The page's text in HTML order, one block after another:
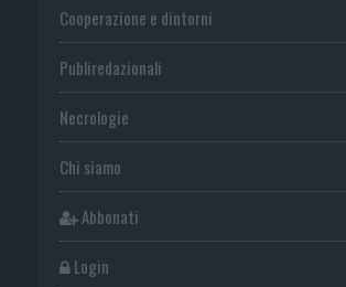
Cooperazione e dintorni
Publiredazionali
Necrologie
Chi siamo
Abbonati
Login